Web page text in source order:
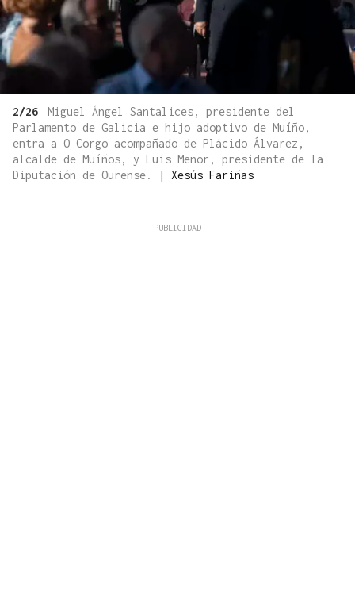
2/26
Miguel Ángel Santalices, presidente del
Parlamento de Galicia e hijo adoptivo de Muíño,
entra a O Corgo acompañado de Plácido Álvarez,
alcalde de Muíños, y Luis Menor, presidente de la
Diputación de Ourense.
| Xesús Fariñas